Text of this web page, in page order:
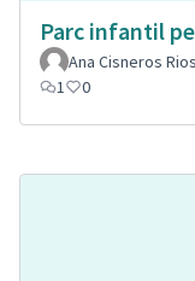
Parc infantil
Ana Cisneros Rios
1
0